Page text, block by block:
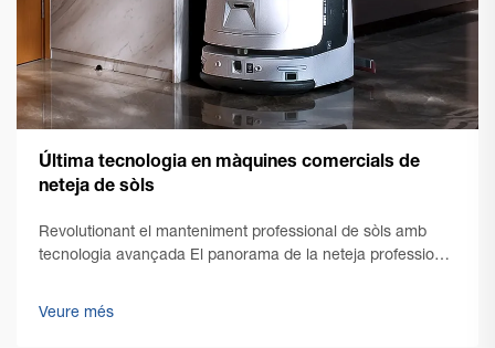
Última tecnologia en màquines comercials de
neteja de sòls
Revolutionant el manteniment professional de sòls amb
tecnologia avançada El panorama de la neteja professional
la tecnologia d'avantguarda en màquines comercials de
Veure més